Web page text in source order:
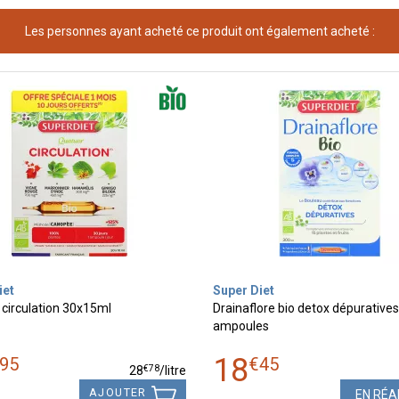
Les personnes ayant acheté ce produit ont également acheté :
30x15ml
28€78/litre
AJOUTER
Super Diet
Drainaflore bio detox
ampoules
18€45
EN